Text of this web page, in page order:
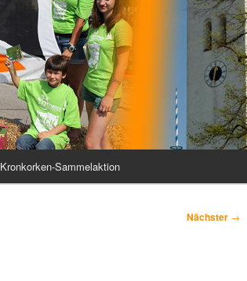
Kronkorken-Sammelaktion
Nächster →